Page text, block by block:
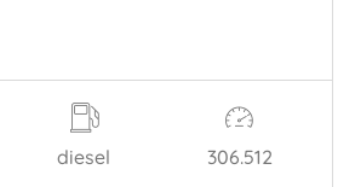
diesel 306.512